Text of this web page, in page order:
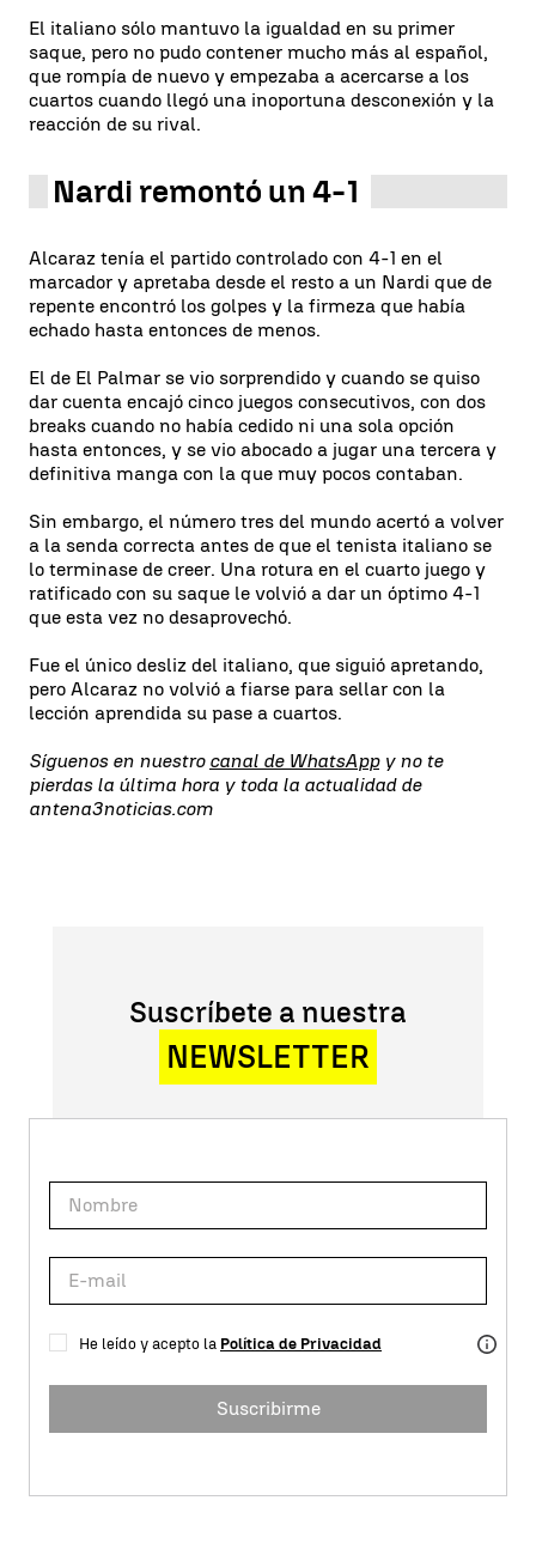
El italiano sólo mantuvo la igualdad en su primer
saque, pero no pudo contener mucho más al español,
que rompía de nuevo y empezaba a acercarse a los
cuartos cuando llegó una inoportuna desconexión y la
reacción de su rival.
Nardi remontó un 4-1
Alcaraz tenía el partido controlado con 4-1 en el
marcador y apretaba desde el resto a un Nardi que de
repente encontró los golpes y la firmeza que había
echado hasta entonces de menos.
El de El Palmar se vio sorprendido y cuando se quiso
dar cuenta encajó cinco juegos consecutivos, con dos
breaks cuando no había cedido ni una sola opción
hasta entonces, y se vio abocado a jugar una tercera y
definitiva manga con la que muy pocos contaban.
Sin embargo, el número tres del mundo acertó a volver
a la senda correcta antes de que el tenista italiano se
lo terminase de creer. Una rotura en el cuarto juego y
ratificado con su saque le volvió a dar un óptimo 4-1
que esta vez no desaprovechó.
Fue el único desliz del italiano, que siguió apretando,
pero Alcaraz no volvió a fiarse para sellar con la
lección aprendida su pase a cuartos.
Síguenos en nuestro canal de WhatsAppy no te
pierdas la última hora y toda la actualidad de
antena3noticias.com
Suscríbete a nuestra
NEWSLETTER
He leído y acepto la Política de Privacidad
Suscribirme